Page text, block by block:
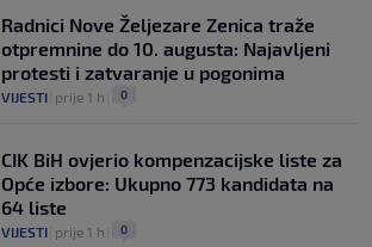
Radnici Nove Željezare Zenica traže
otpremnine do 10. augusta: Najavljeni
protesti i zatvaranje u pogonima
VIJESTI prije 1 h 0
CIK BiH ovjerio kompenzacijske liste za
Opće izbore: Ukupno 773 kandidata na
64 liste
VIJESTI prije 1 h 0